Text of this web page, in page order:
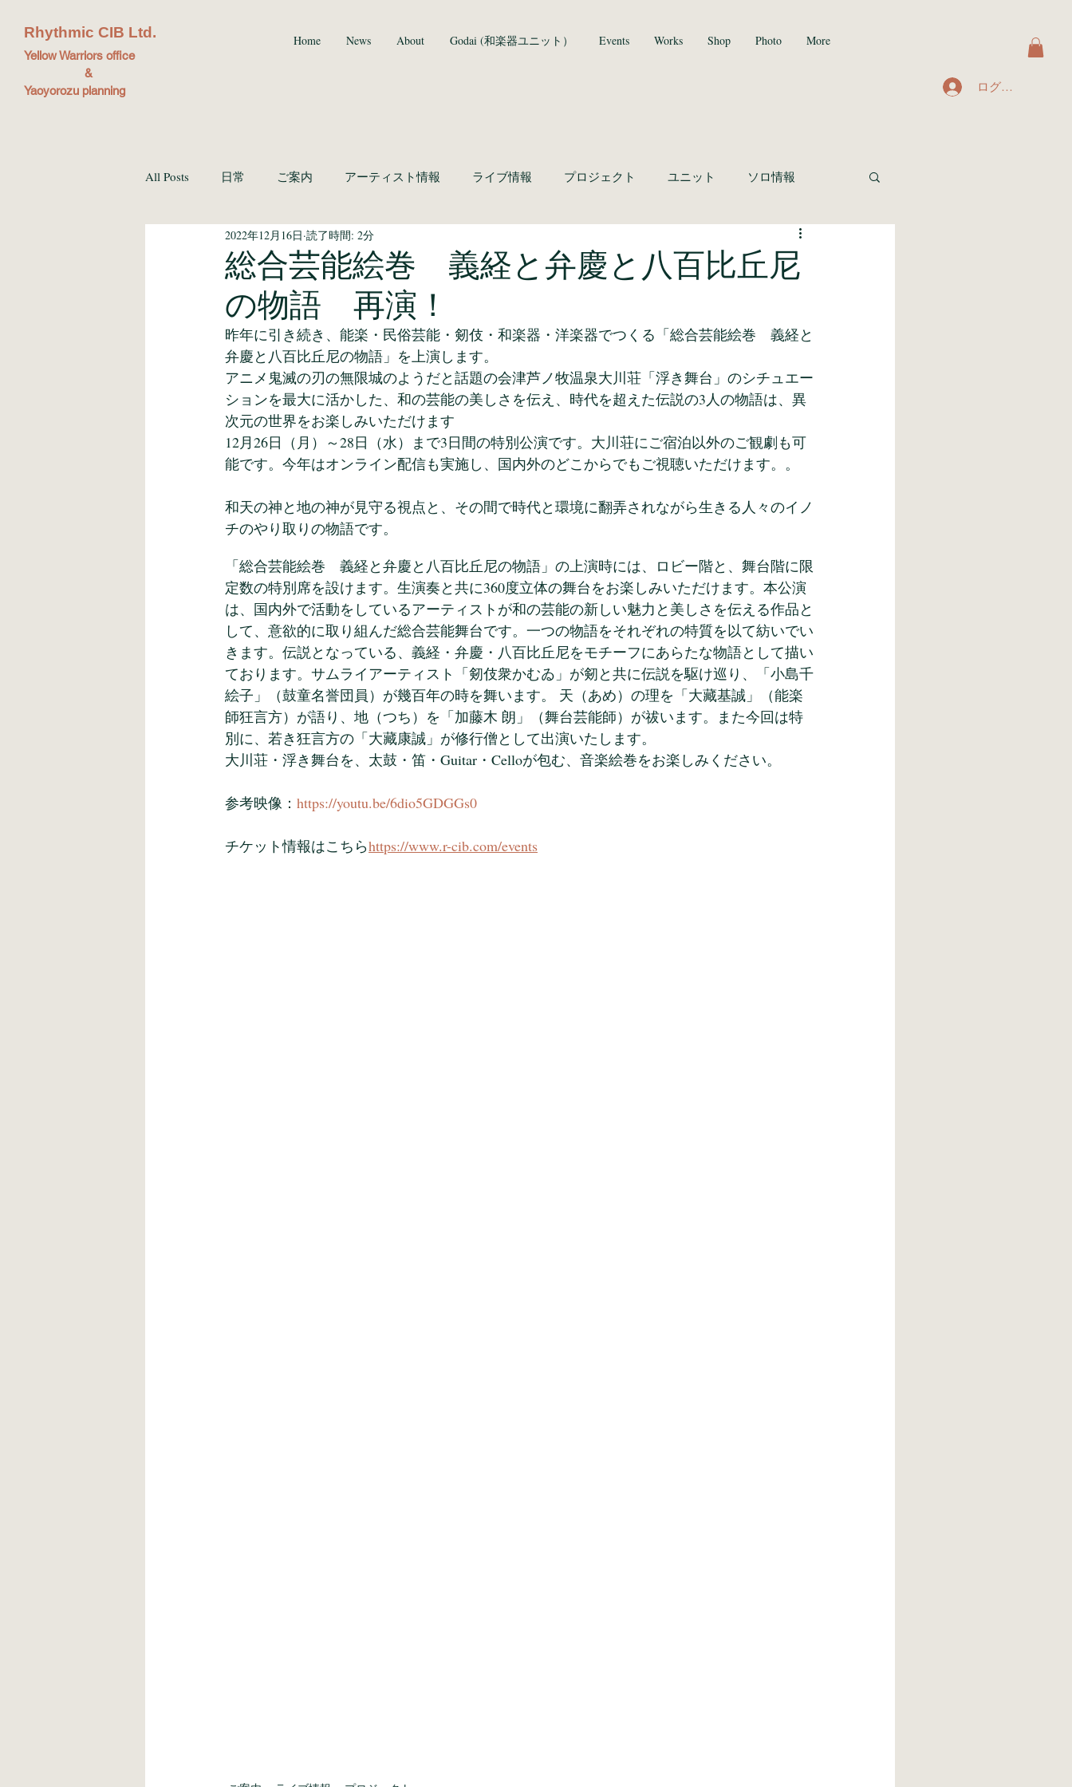
Rhythmic CIB Ltd.
Yellow Warriors office
&
Yaoyorozu planning
Home News About Godai (和楽器ユニット） Events Works Shop Photo More
ログイン
All Posts 日常 ご案内 アーティスト情報 ライブ情報 プロジェクト ユニット ソロ情報
ブッキング
総合芸能絵巻 義経と弁慶と八百比丘尼
の物語 再演！
2022年12月16日 読了時間: 2分
昨年に引き続き、能楽・民俗芸能・剱伎・和楽器・洋楽器でつくる「総合芸能絵巻　義経と
弁慶と八百比丘尼の物語」を上演します。
アニメ鬼滅の刃の無限城のようだと話題の会津芦ノ牧温泉大川荘「浮き舞台」のシチュエー
ションを最大に活かした、和の芸能の美しさを伝え、時代を超えた伝説の3人の物語は、異
次元の世界をお楽しみいただけます
12月26日（月）～28日（水）まで3日間の特別公演です。大川荘にご宿泊以外のご観劇も可
能です。今年はオンライン配信も実施し、国内外のどこからでもご視聴いただけます。。
和天の神と地の神が見守る視点と、その間で時代と環境に翻弄されながら生きる人々のイノ
チのやり取りの物語です。
「総合芸能絵巻　義経と弁慶と八百比丘尼の物語」の上演時には、ロビー階と、舞台階に限
定数の特別席を設けます。生演奏と共に360度立体の舞台をお楽しみいただけます。本公演
は、国内外で活動をしているアーティストが和の芸能の新しい魅力と美しさを伝える作品と
して、意欲的に取り組んだ総合芸能舞台です。一つの物語をそれぞれの特質を以て紡いでい
きます。伝説となっている、義経・弁慶・八百比丘尼をモチーフにあらたな物語として描い
ております。サムライアーティスト「剱伎衆かむゐ」が剱と共に伝説を駆け巡り、「小島千
絵子」（鼓童名誉団員）が幾百年の時を舞います。 天（あめ）の理を「大藏基誠」（能楽
師狂言方）が語り、地（つち）を「加藤木 朗」（舞台芸能師）が祓います。また今回は特
別に、若き狂言方の「大藏康誠」が修行僧として出演いたします。
大川荘・浮き舞台を、太鼓・笛・Guitar・Celloが包む、音楽絵巻をお楽しみください。
参考映像： https://youtu.be/6dio5GDGGs0
チケット情報はこちらhttps://www.r-cib.com/events